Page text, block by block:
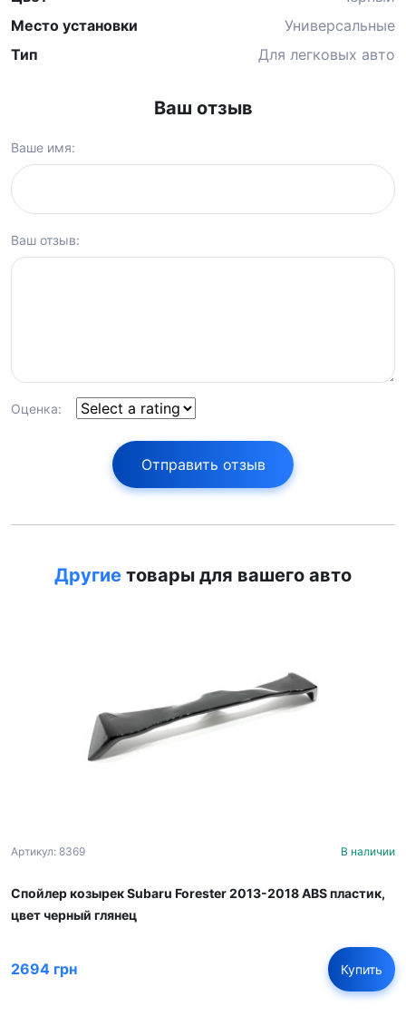
Место установки
Универсальные
Тип
Для легковых авто
Ваш отзыв
Ваше имя:
Ваш отзыв:
Оценка:
Отправить отзыв
Другие товары для вашего авто
Артикул: 8369 В наличии
Спойлер козырек Subaru Forester 2013-2018 ABS пластик,
цвет черный глянец
2694 грн Купить